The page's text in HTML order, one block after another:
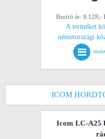
Bruttó ár: 8.128,-
A terméket
németországi
ICOM
Icom LC-A25